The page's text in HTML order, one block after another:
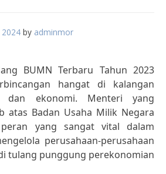
by adminmor
BUMN Terbaru Tahun 2023
hangat di kalangan
dan ekonomi. Menteri yang
atas Badan Usaha Milik Negara
yang sangat vital dalam
perusahaan-perusahaan
tulang punggung perekonomian